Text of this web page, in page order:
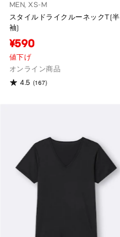
MEN, XS-M
スタイルドライクルーネックT(半
袖)
¥590
値下げ
オンライン商品
4.5 (167)